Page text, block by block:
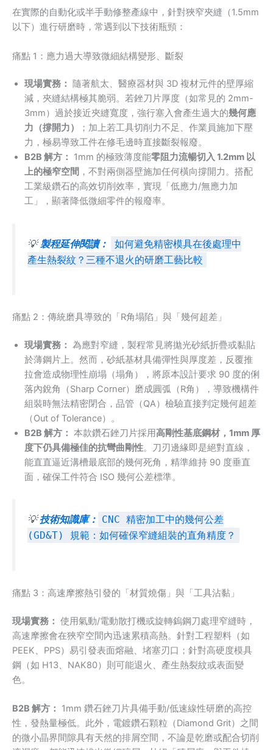
在實際的自動化或半手動修整產線中，針對狹窄夾縫（1.5mm
以下）進行研磨時，常遇到以下技術瓶頸：
痛點 1：應力過大導致微細結構變形、斷裂
現場實務：
隨著航太、醫療器材與 3D 複材元件的壁厚縮
減，夾縫結構極其脆弱。若銼刀片厚度（如常見的 2mm-
3mm）過於接近夾縫寬度，強行塞入會產生過大的幾何應
力（撐開力）
；加上若工具切削力不足、作業員施加下壓
力，極易導致工件在修毛邊時直接斷裂報廢。
B2B 解方：
1mm 的極致薄度能零阻力流暢切入 1.2mm 以
上的極窄空間 ，不對兩側器壁施加任何橫向撐開力。搭配
工業級鑽石的高效切削效率，實現「低應力/無應力加
工」，顯著降低微細零件的報廢率。
💡製程延伸閱讀：
如何避免精密模具在後處理中
產生熱裂紋？三種不退火的研磨工藝比較
痛點 2：傳統磨具導致的「R角塌陷」與「幾何超差」
現場實務： 為應對窄縫，製程常見將拋光砂紙折疊或黏貼
於薄鋼片上。然而，砂紙基材具備彈性與厚度差，反覆推
拉會造成物理性崩塌（塌角），將原本設計要求 90 度的俐
落內銳角（Sharp Corner）磨成圓弧（R角），導致機構件
組裝時無法精密閉合，品管（QA）檢驗直接判定幾何超差
（Out of Tolerance）。
B2B 解方： 本款鑽石銼刀片採用高剛性基底鋼材，1mm 厚
度下仍具備極佳的抗彎曲剛性。刀刃邊緣即是絕對直線，
能直直逼近溝槽最底部的幾何死角，精準維持 90 度垂直
面，確保工件符合 ISO 幾何公差標準。
💡技術知識庫： CNC 精密加工中的幾何公差
(GD&T) 規範：如何確保窄縫組裝的直角精度？
痛點 3：高速摩擦熱引發的「材質燒傷」與「工具沾黏」
現場實務： 使用氣動/電動散打機或旋轉鎢鋼刀處理窄縫時，
高速摩擦會在狹窄空間內迅速累積高熱。針對工程塑料（如
PEEK、PPS）易引發表面熔融、堵塞刃口；針對高硬度模具
鋼（如 H13、NAK80）則可能退火、產生熱裂紋或表面變
色。
B2B 解方：
1mm 鑽石銼刀片具備手動/低速線性研磨的高控
性，發熱量極低。此外，電鍍鑽石顆粒（Diamond Grit）之間
的微小晶界間隙具有天然的排屑空間，不論是乾磨或配合切削